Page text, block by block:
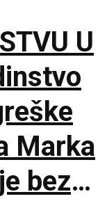
U
Marka
bez